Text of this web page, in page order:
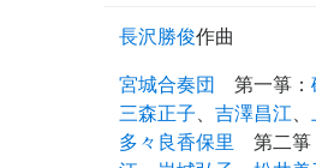
長沢勝俊作曲
宮城合奏団
第一箏 ：
三森正子
吉澤昌江
多々良香保里
第二箏